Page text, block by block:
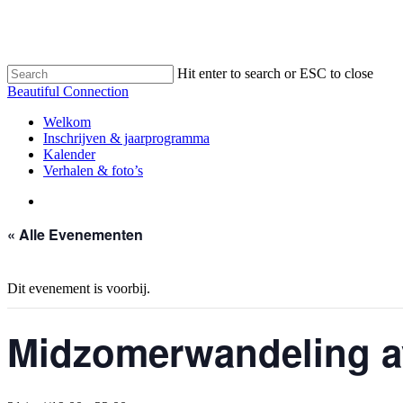
content
Hit enter to search or ESC to close
Close
Beautiful Connection
search
Menu
Welkom
Inschrijven & jaarprogramma
Kalender
Verhalen & foto’s
« Alle Evenementen
Dit evenement is voorbij.
Midzomerwandeling